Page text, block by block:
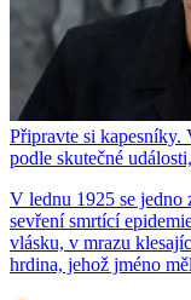
Připravte si
podle skutečné
V lednu 1925 se jedno
sevření smrtící
vlásku, v mrazu
hrdina, jehož jméno